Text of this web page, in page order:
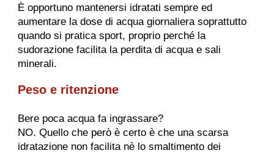
È opportuno mantenersi idratati sempre ed
aumentare la dose di acqua giornaliera soprattutto
quando si pratica sport, proprio perché la
sudorazione facilita la perdita di acqua e sali
minerali.
Peso e ritenzione
Bere poca acqua fa ingrassare?
NO. Quello che però è certo è che una scarsa
idratazione non facilita nè lo smaltimento dei